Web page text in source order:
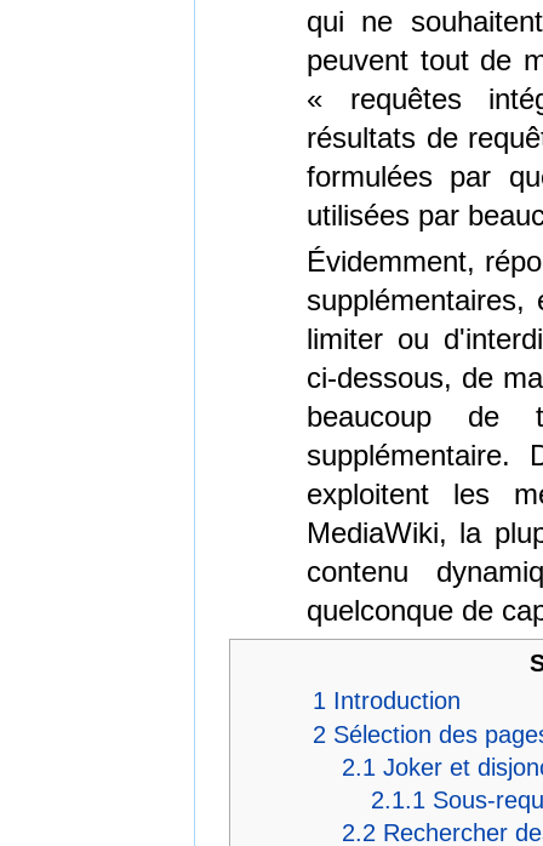
qui ne
peuvent tout de
« requêtes
résultats de
formulées par
utilisées par
Évidemment,
limiter ou
ci-dessous, de
beaucoup de
supplémentaire.
exploitent les
MediaWiki, la
contenu
quelconque de
1 Introduction
2 Sélection des
2.1 Joker et
2.1.1 Sous-
2.2 Rechercher